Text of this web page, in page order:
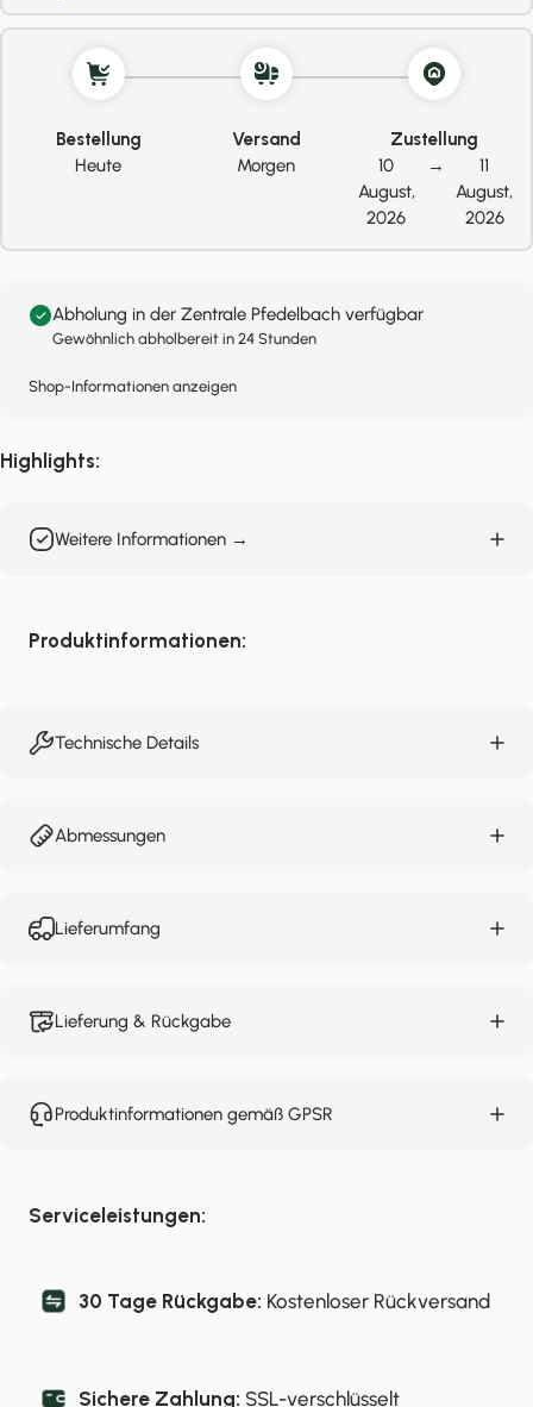
Bestellung
Heute
Versand
Morgen
Zustellung
10
August,
2026
→
11
August,
2026
Abholung in der Zentrale Pfedelbach verfügbar
Gewöhnlich abholbereit in 24 Stunden
Shop-Informationen anzeigen
Highlights:
Weitere Informationen →
Produktinformationen:
Technische Details
Abmessungen
Lieferumfang
Lieferung & Rückgabe
Produktinformationen gemäß GPSR
Serviceleistungen:
30 Tage Rückgabe: Kostenloser Rückversand
Sichere Zahlung: SSL-verschlüsselt